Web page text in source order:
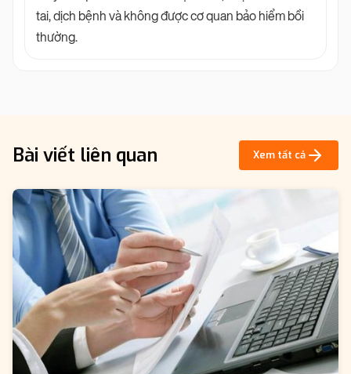
tai, dịch bệnh và không được cơ quan bảo hiểm bồi
thường.
Bài viết liên quan Xem tất cả